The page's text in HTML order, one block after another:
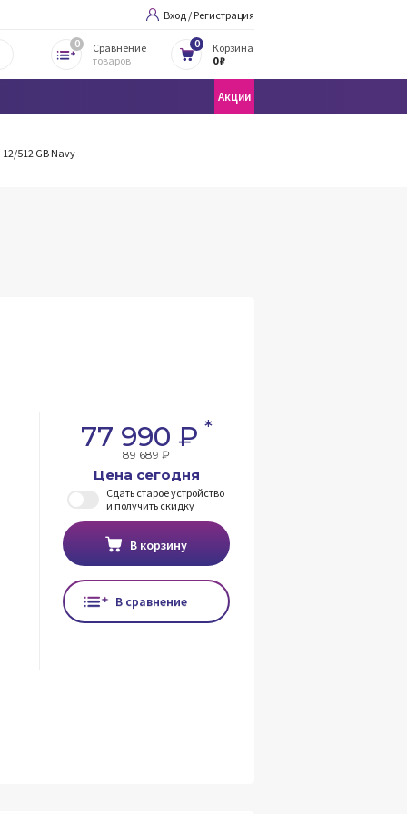
Вход / Регистрация
0
Сравнение
товаров
0
Корзина
0 ₽
Акции
512 GB Navy
77 990 ₽ *
89 689 ₽
Цена сегодня
Сдать старое устройство
и получить скидку
В корзину
В сравнение